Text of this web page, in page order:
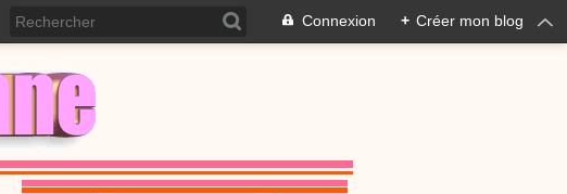
Connexion + Créer mon blog